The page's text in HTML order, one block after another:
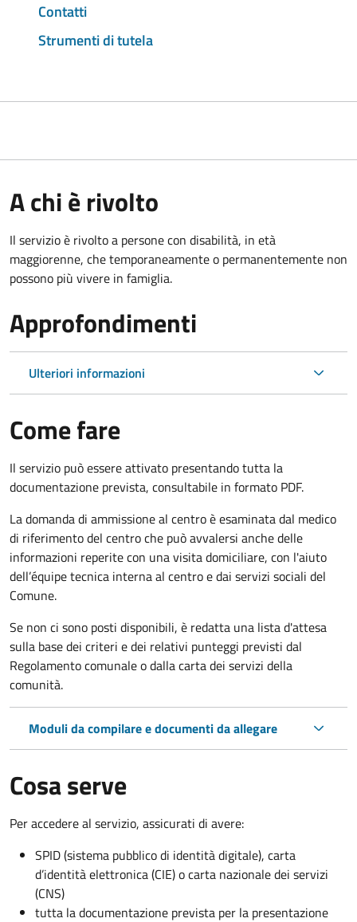
Contatti
Strumenti di tutela
A chi è rivolto
Il servizio è rivolto a persone con disabilità, in età
maggiorenne, che temporaneamente o permanentemente non
possono più vivere in famiglia.
Approfondimenti
Ulteriori informazioni
Come fare
Il servizio può essere attivato presentando tutta la
documentazione prevista, consultabile in formato PDF.
La domanda di ammissione al centro è esaminata dal medico
di riferimento del centro che può avvalersi anche delle
informazioni reperite con una visita domiciliare, con l'aiuto
dell’équipe tecnica interna al centro e dai servizi sociali del
Comune.
Se non ci sono posti disponibili, è redatta una lista d'attesa
sulla base dei criteri e dei relativi punteggi previsti dal
Regolamento comunale o dalla carta dei servizi della
comunità.
Moduli da compilare e documenti da allegare
Cosa serve
Per accedere al servizio, assicurati di avere:
SPID (sistema pubblico di identità digitale), carta
d’identità elettronica (CIE) o carta nazionale dei servizi
(CNS)
tutta la documentazione prevista per la presentazione